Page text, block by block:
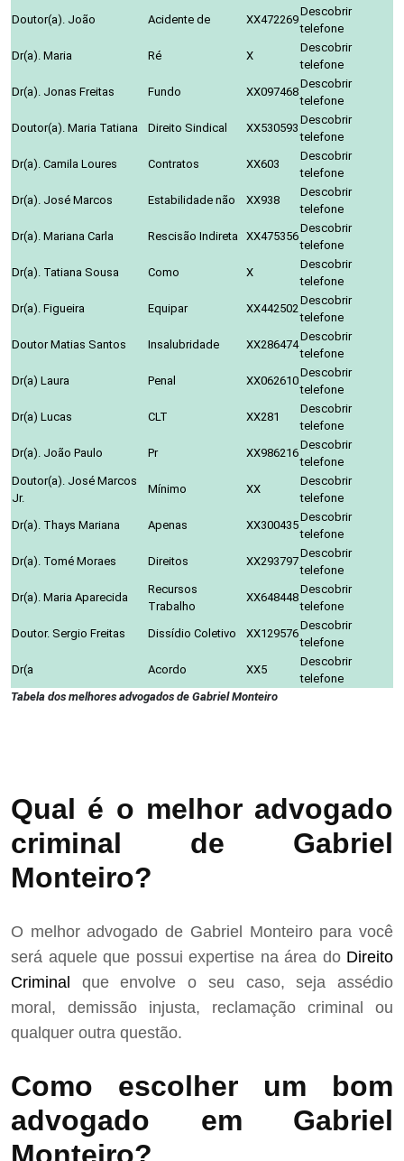
Doutor(a). João
Acidente de XX472269
Descobrir
telefone
Dr(a). Maria
Ré X
Descobrir
telefone
Dr(a). Jonas Freitas
Fundo XX097468
Descobrir
telefone
Doutor(a). Maria Tatiana
Direito Sindical XX530593
Descobrir
telefone
Dr(a). Camila Loures
Contratos XX603
Descobrir
telefone
Dr(a). José Marcos
Estabilidade não XX938
Descobrir
telefone
Dr(a). Mariana Carla
Rescisão Indireta XX475356
Descobrir
telefone
Dr(a). Tatiana Sousa
Como X
Descobrir
telefone
Dr(a). Figueira
Equipar XX442502
Descobrir
telefone
Doutor Matias Santos
Insalubridade XX286474
Descobrir
telefone
Dr(a) Laura
Penal XX062610
Descobrir
telefone
Dr(a) Lucas
CLT XX281
Descobrir
telefone
Dr(a). João Paulo
Pr XX986216
Descobrir
telefone
Doutor(a). José Marcos
Jr.
Mínimo XX
Descobrir
telefone
Dr(a). Thays Mariana
Apenas XX300435
Descobrir
telefone
Dr(a). Tomé Moraes
Direitos XX293797
Descobrir
telefone
Dr(a). Maria Aparecida
Recursos
Trabalho
XX648448
Descobrir
telefone
Doutor. Sergio Freitas
Dissídio Coletivo XX129576
Descobrir
telefone
Dr(a
Acordo XX5
Descobrir
telefone
Tabela dos melhores advogados de Gabriel Monteiro
Qual é o melhor advogado
criminal de Gabriel
Monteiro?
O melhor advogado de Gabriel Monteiro para você
será aquele que possui expertise na área do Direito
Criminal que envolve o seu caso, seja assédio
moral, demissão injusta, reclamação criminal ou
qualquer outra questão.
Como escolher um bom
advogado em Gabriel